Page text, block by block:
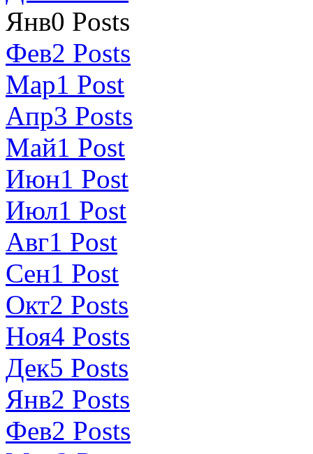
Янв0 Posts
Фев2 Posts
Мар1 Post
Апр3 Posts
Май1 Post
Июн1 Post
Июл1 Post
Авг1 Post
Сен1 Post
Окт2 Posts
Ноя4 Posts
Дек5 Posts
Янв2 Posts
Фев2 Posts